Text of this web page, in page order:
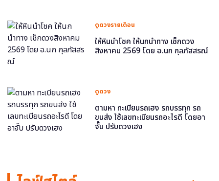
ดูดวงรายเดือน
ให้หินนำโชค ให้นกนำทาง เช็กดวง
สิงหาคม 2569 โดย อ.นก กุลภัสสรณ์
ดูดวง
ตามหา ทะเบียนรถเฮง รถบรรทุก รถ
ขนส่ง ใช้เลขทะเบียนรถอะไรดี โดยอา
จั๊บ ปรับดวงเฮง